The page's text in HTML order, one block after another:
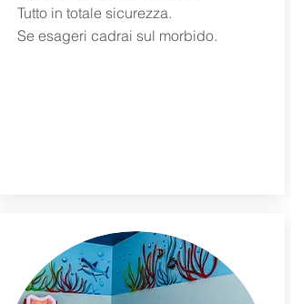
Tutto in totale sicurezza.
Se esageri cadrai sul morbido.